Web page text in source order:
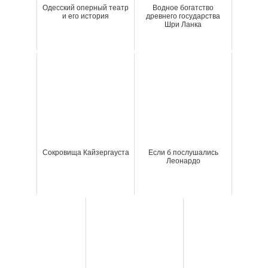
Одесский оперный театр
и его история
Водное богатство
древнего государства
Шри Ланка
Сокровища Кайзергауста
Если б послушались
Леонардо